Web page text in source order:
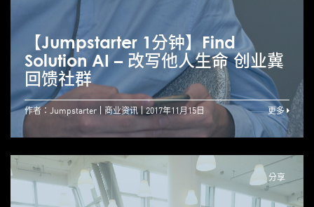
【Jumpstarter 1分钟】Find
Solution AI – 改写他人生命 创业冀
回馈社群
作者：Jumpstarter 商业资讯 2017年11月15日 更多
分享